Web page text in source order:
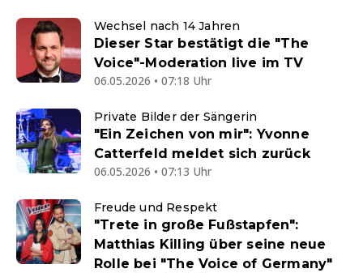
Wechsel nach 14 Jahren
Dieser Star bestätigt die "The
Voice"-Moderation live im TV
06.05.2026 • 07:18 Uhr
Private Bilder der Sängerin
"Ein Zeichen von mir": Yvonne
Catterfeld meldet sich zurück
06.05.2026 • 07:13 Uhr
Freude und Respekt
"Trete in große Fußstapfen":
Matthias Killing über seine neue
Rolle bei "The Voice of Germany"